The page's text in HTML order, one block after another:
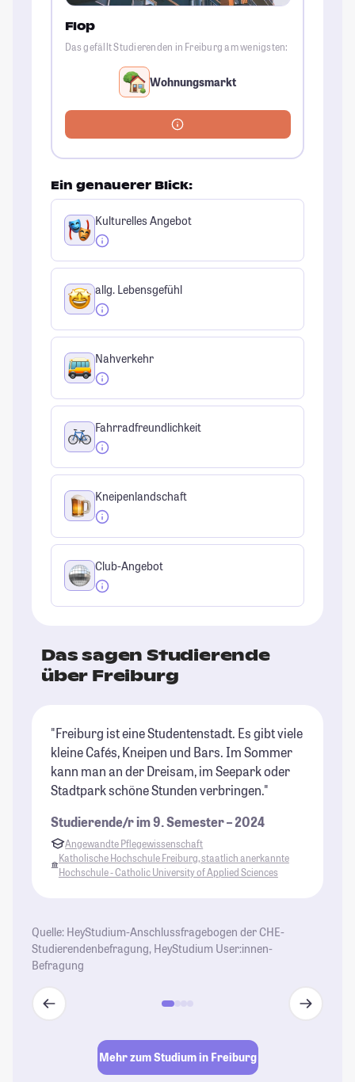
Flop
Das gefällt Studierenden in Freiburg am wenigsten:
Wohnungsmarkt
Ein genauerer Blick:
Kulturelles Angebot
allg. Lebensgefühl
Nahverkehr
Fahrradfreundlichkeit
Kneipenlandschaft
Club-Angebot
Das sagen Studierende
über Freiburg
"Freiburg ist eine Studentenstadt. Es gibt viele
kleine Cafés, Kneipen und Bars. Im Sommer
kann man an der Dreisam, im Seepark oder
Stadtpark schöne Stunden verbringen."
Studierende/r im 9. Semester – 2024
Angewandte Pflegewissenschaft
Katholische Hochschule Freiburg, staatlich anerkannte
Hochschule - Catholic University of Applied Sciences
Quelle: HeyStudium-Anschlussfragebogen der CHE-
Studierendenbefragung, HeyStudium User:innen-
Befragung
Mehr zum Studium in Freiburg